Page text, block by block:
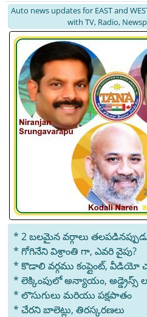
Auto news updates for EAST and
with TV, Radio,
* 2 బలమైన వర్గాలు
* గోగినేని విశ్రాంతి గా, ఎవరి వైపు?
* కొడాలి వర్గము కంప్లైంట్, వీడియో
* లెక్కింపులో అన్యాయం, అడ్డ్రెస్స్
* లొసుగులు మరియు పక్షపాతం
* చేరని బాలెట్లు, తిరస్కరణలు